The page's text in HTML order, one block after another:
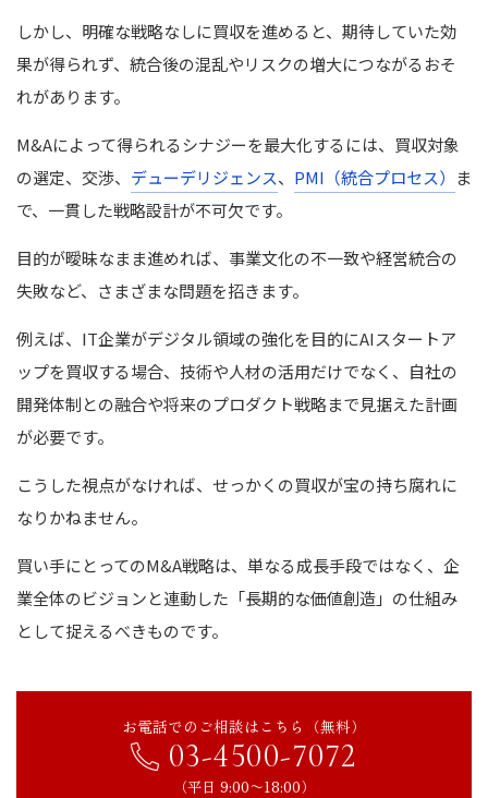
しかし、明確な戦略なしに買収を進めると、期待していた効
果が得られず、統合後の混乱やリスクの増大につながるおそ
れがあります。
M&Aによって得られるシナジーを最大化するには、買収対象
の選定、交渉、 デューデリジェンス、 PMI（統合プロセス）
ま
で、一貫した戦略設計が不可欠です。
目的が曖昧なまま進めれば、事業文化の不一致や経営統合の
失敗など、さまざまな問題を招きます。
例えば、IT企業がデジタル領域の強化を目的にAIスタートア
ップを買収する場合、技術や人材の活用だけでなく、自社の
開発体制との融合や将来のプロダクト戦略まで見据えた計画
が必要です。
こうした視点がなければ、せっかくの買収が宝の持ち腐れに
なりかねません。
買い手にとってのM&A戦略は、単なる成長手段ではなく、企
業全体のビジョンと連動した「長期的な価値創造」の仕組み
として捉えるべきものです。
お電話でのご相談はこちら（無料）
03-4500-7072
（平日 9:00〜18:00）